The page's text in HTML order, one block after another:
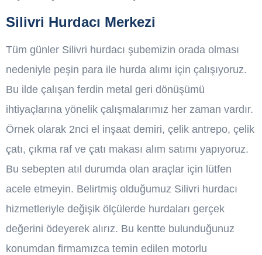
Silivri Hurdacı Merkezi
Tüm günler Silivri hurdacı şubemizin orada olması
nedeniyle peşin para ile hurda alımı için çalışıyoruz.
Bu ilde çalışan ferdin metal geri dönüşümü
ihtiyaçlarına yönelik çalışmalarımız her zaman vardır.
Örnek olarak 2nci el inşaat demiri, çelik antrepo, çelik
çatı, çıkma raf ve çatı makası alım satımı yapıyoruz.
Bu sebepten atıl durumda olan araçlar için lütfen
acele etmeyin. Belirtmiş olduğumuz Silivri hurdacı
hizmetleriyle değişik ölçülerde hurdaları gerçek
değerini ödeyerek alırız. Bu kentte bulunduğunuz
konumdan firmamızca temin edilen motorlu